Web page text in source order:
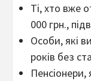
Ті, хто вже
000 грн.,
Особи, які
років без